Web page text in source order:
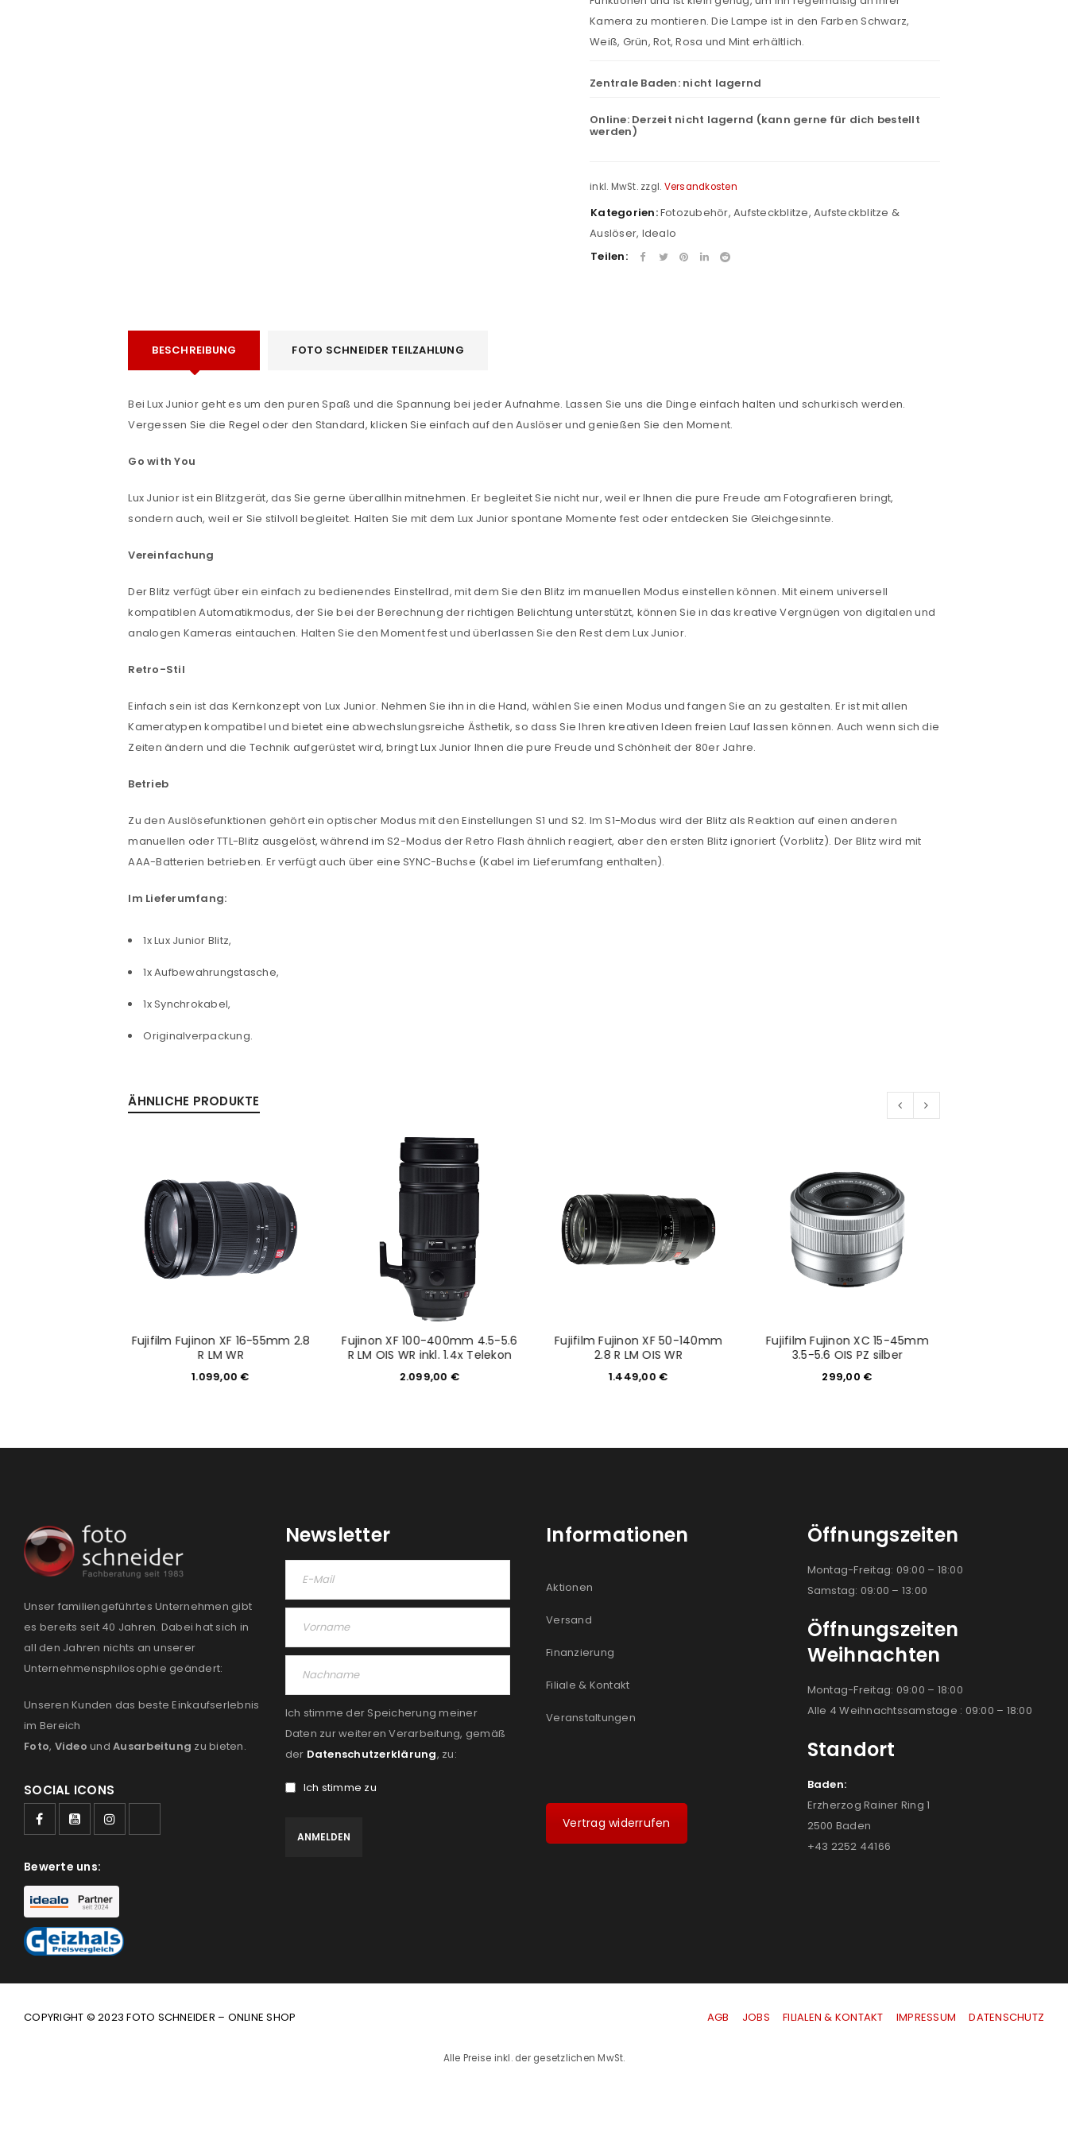
Benutzername oder E-Mail-Adresse*
Passwort
PASSWORT VERGESSEN?
E-Mail-Adresse *
Mail-Adresse gesendet.
Ja, ich möchte ein Kundenkonto eröffnen und akzeptiere die
Datenschutzerklärung
Kamera zu montieren. Die Lampe ist in den Farben Schwarz,
Weiß, Grün, Rot, Rosa und Mint erhältlich.
Zentrale Baden: nicht lagernd
Online: Derzeit nicht lagernd (kann gerne für dich bestellt
werden)
inkl. MwSt. zzgl. Versandkosten
Kategorien:Fotozubehör, Aufsteckblitze, Aufsteckblitze &
Auslöser, Idealo
Teilen:
BESCHREIBUNG FOTO SCHNEIDER TEILZAHLUNG
Bei Lux Junior geht es um den puren Spaß und die Spannung bei jeder Aufnahme. Lassen Sie uns die Dinge einfach halten und schurkisch werden.
Vergessen Sie die Regel oder den Standard, klicken Sie einfach auf den Auslöser und genießen Sie den Moment.
Go with You
Lux Junior ist ein Blitzgerät, das Sie gerne überallhin mitnehmen. Er begleitet Sie nicht nur, weil er Ihnen die pure Freude am Fotografieren bringt,
sondern auch, weil er Sie stilvoll begleitet. Halten Sie mit dem Lux Junior spontane Momente fest oder entdecken Sie Gleichgesinnte.
Vereinfachung
Der Blitz verfügt über ein einfach zu bedienendes Einstellrad, mit dem Sie den Blitz im manuellen Modus einstellen können. Mit einem universell
kompatiblen Automatikmodus, der Sie bei der Berechnung der richtigen Belichtung unterstützt, können Sie in das kreative Vergnügen von digitalen und
analogen Kameras eintauchen. Halten Sie den Moment fest und überlassen Sie den Rest dem Lux Junior.
Retro-Stil
Einfach sein ist das Kernkonzept von Lux Junior. Nehmen Sie ihn in die Hand, wählen Sie einen Modus und fangen Sie an zu gestalten. Er ist mit allen
Kameratypen kompatibel und bietet eine abwechslungsreiche Ästhetik, so dass Sie Ihren kreativen Ideen freien Lauf lassen können. Auch wenn sich die
Zeiten ändern und die Technik aufgerüstet wird, bringt Lux Junior Ihnen die pure Freude und Schönheit der 80er Jahre.
Betrieb
Zu den Auslösefunktionen gehört ein optischer Modus mit den Einstellungen S1 und S2. Im S1-Modus wird der Blitz als Reaktion auf einen anderen
manuellen oder TTL-Blitz ausgelöst, während im S2-Modus der Retro Flash ähnlich reagiert, aber den ersten Blitz ignoriert (Vorblitz). Der Blitz wird mit
AAA-Batterien betrieben. Er verfügt auch über eine SYNC-Buchse (Kabel im Lieferumfang enthalten).
Im Lieferumfang:
1x Lux Junior Blitz,
1x Aufbewahrungstasche,
1x Synchrokabel,
Originalverpackung.
ÄHNLICHE PRODUKTE
Fujifilm Fujinon XF 16-55mm 2.8
R LM WR
1.099,00€
Fujinon XF 100-400mm 4.5-5.6
R LM OIS WR inkl. 1.4x Telekon
2.099,00 €
Fujifilm Fujinon XF 50-140mm
2.8 R LM OIS WR
1.449,00 €
Fujifilm Fujinon XC 15-45mm
3.5-5.6 OIS PZ silber
299,00 €
Unser familiengeführtes Unternehmen gibt
es bereits seit 40 Jahren. Dabei hat sich in
all den Jahren nichts an unserer
Unternehmensphilosophie geändert:
Unseren Kunden das beste Einkaufserlebnis
im Bereich
Foto, Video und Ausarbeitung zu bieten.
SOCIAL ICONS
Bewerte uns:
Newsletter
Ich stimme der Speicherung meiner
Daten zur weiteren Verarbeitung, gemäß
der Datenschutzerklärung, zu:
Ich stimme zu
Informationen
Aktionen
Versand
Finanzierung
Filiale & Kontakt
Veranstaltungen
Vertrag widerrufen
Öffnungszeiten
Montag-Freitag: 09:00 – 18:00
Samstag: 09:00 – 13:00
Öffnungszeiten
Weihnachten
Montag-Freitag: 09:00 – 18:00
Alle 4 Weihnachtssamstage : 09:00 – 18:00
Standort
Baden:
Erzherzog Rainer Ring 1
2500 Baden
+43 2252 44166
COPYRIGHT © 2023 FOTO SCHNEIDER – ONLINE SHOP AGB JOBS FILIALEN & KONTAKT IMPRESSUM |DATENSCHUTZ
Alle Preise inkl. der gesetzlichen MwSt.